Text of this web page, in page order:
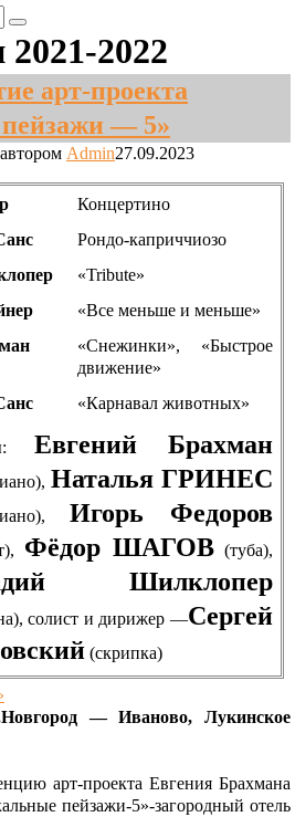
2021-2022
арт-проекта
— 5»
автором Admin27.09.2023
Концертино
Рондо-каприччиозо
«Tribute»
«Все меньше и меньше»
«Снежинки», «Быстрое
движение»
«Карнавал животных»
Евгений Брахман
Наталья ГРИНЕС
Игорь Федоров
Фёдор ШАГОВ(туба),
Шилклопер
солист и дирижер —Сергей
(скрипка)
— Иваново, Лукинское
арт-проекта Евгения Брахмана
пейзажи-5»-загородный отель